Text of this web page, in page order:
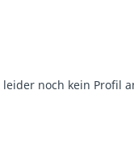
leider noch kein Profil